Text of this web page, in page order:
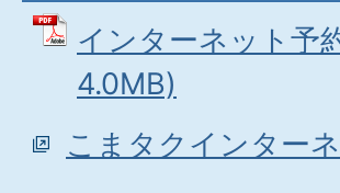
インターネット予
4.0MB)
こまタクインター